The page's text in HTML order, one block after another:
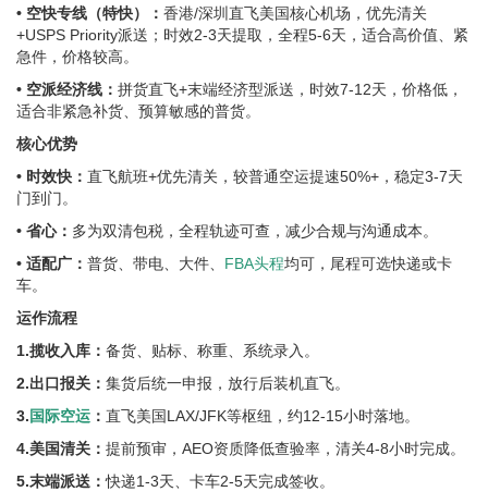
• 空快专线（特快）： 香港/深圳直飞美国核心机场，优先清关
+USPS Priority派送；时效2-3天提取，全程5-6天，适合高价值、紧
急件，价格较高。
• 空派经济线： 拼货直飞+末端经济型派送，时效7-12天，价格低，
适合非紧急补货、预算敏感的普货。
核心优势
• 时效快： 直飞航班+优先清关，较普通空运提速50%+，稳定3-7天
门到门。
• 省心： 多为双清包税，全程轨迹可查，减少合规与沟通成本。
• 适配广： 普货、带电、大件、 FBA头程均可，尾程可选快递或卡
车。
运作流程
1.揽收入库： 备货、贴标、称重、系统录入。
2.出口报关： 集货后统一申报，放行后装机直飞。
3.国际空运 ： 直飞美国LAX/JFK等枢纽，约12-15小时落地。
4.美国清关： 提前预审，AEO资质降低查验率，清关4-8小时完成。
5.末端派送：快递1-3天、卡车2-5天完成签收。